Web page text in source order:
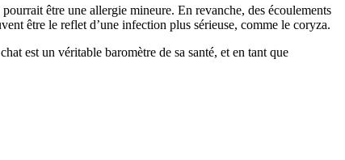
être une allergie mineure. En revanche, des écoulements
être le reflet d’une infection plus sérieuse, comme le coryza.
est un véritable baromètre de sa santé, et en tant que